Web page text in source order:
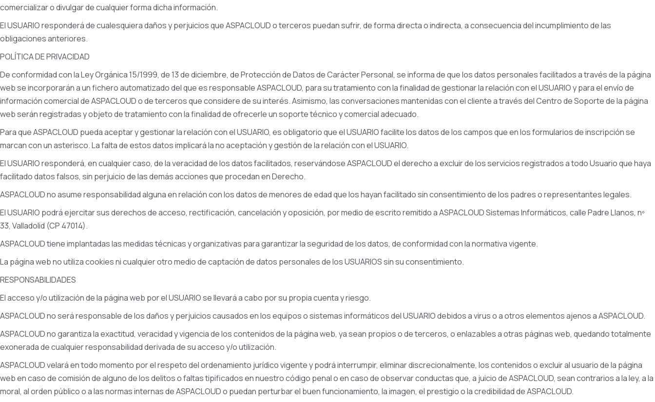
comercializar o divulgar de cualquier forma dicha información.
El USUARIO responderá de cualesquiera daños y perjuicios que ASPACLOUD o terceros puedan sufrir, de forma directa o indirecta, a consecuencia del incumplimiento de las
obligaciones anteriores.
POLÍTICA DE PRIVACIDAD
De conformidad con la Ley Orgánica 15/1999, de 13 de diciembre, de Protección de Datos de Carácter Personal, se informa de que los datos personales facilitados a través de la página
web se incorporarán a un fichero automatizado del que es responsable ASPACLOUD, para su tratamiento con la finalidad de gestionar la relación con el USUARIO y para el envío de
información comercial de ASPACLOUD o de terceros que considere de su interés. Asimismo, las conversaciones mantenidas con el cliente a través del Centro de Soporte de la página
web serán registradas y objeto de tratamiento con la finalidad de ofrecerle un soporte técnico y comercial adecuado.
Para que ASPACLOUD pueda aceptar y gestionar la relación con el USUARIO, es obligatorio que el USUARIO facilite los datos de los campos que en los formularios de inscripción se
marcan con un asterisco. La falta de estos datos implicará la no aceptación y gestión de la relación con el USUARIO.
El USUARIO responderá, en cualquier caso, de la veracidad de los datos facilitados, reservándose ASPACLOUD el derecho a excluir de los servicios registrados a todo Usuario que haya
facilitado datos falsos, sin perjuicio de las demás acciones que procedan en Derecho.
ASPACLOUD no asume responsabilidad alguna en relación con los datos de menores de edad que los hayan facilitado sin consentimiento de los padres o representantes legales.
El USUARIO podrá ejercitar sus derechos de acceso, rectificación, cancelación y oposición, por medio de escrito remitido a ASPACLOUD Sistemas Informáticos, calle Padre Llanos, nº
33, Valladolid (CP 47014).
ASPACLOUD tiene implantadas las medidas técnicas y organizativas para garantizar la seguridad de los datos, de conformidad con la normativa vigente.
La página web no utiliza cookies ni cualquier otro medio de captación de datos personales de los USUARIOS sin su consentimiento.
RESPONSABILIDADES
El acceso y/o utilización de la página web por el USUARIO se llevará a cabo por su propia cuenta y riesgo.
ASPACLOUD no será responsable de los daños y perjuicios causados en los equipos o sistemas informáticos del USUARIO debidos a virus o a otros elementos ajenos a ASPACLOUD.
ASPACLOUD no garantiza la exactitud, veracidad y vigencia de los contenidos de la página web, ya sean propios o de terceros, o enlazables a otras páginas web, quedando totalmente
exonerada de cualquier responsabilidad derivada de su acceso y/o utilización.
ASPACLOUD velará en todo momento por el respeto del ordenamiento jurídico vigente y podrá interrumpir, eliminar discrecionalmente, los contenidos o excluir al usuario de la página
web en caso de comisión de alguno de los delitos o faltas tipificados en nuestro código penal o en caso de observar conductas que, a juicio de ASPACLOUD, sean contrarios a la ley, a la
moral, al orden público o a las normas internas de ASPACLOUD o puedan perturbar el buen funcionamiento, la imagen, el prestigio o la credibilidad de ASPACLOUD.